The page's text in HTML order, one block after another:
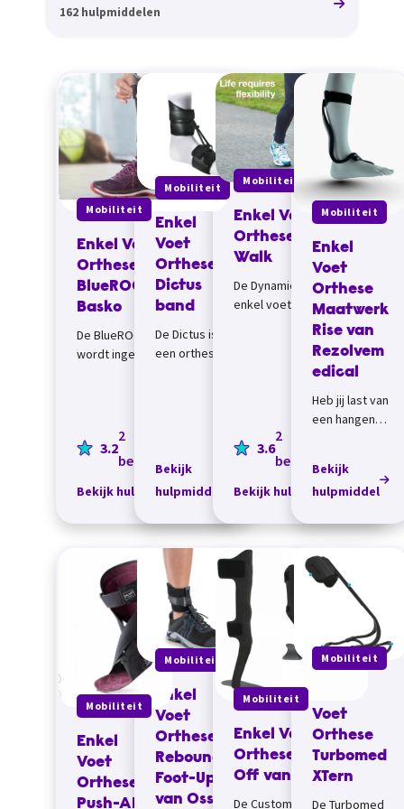
162 hulpmiddelen
Mobiliteit
Enkel Voet
Orthese
BlueROCKER van
Basko
De BlueROCKER orthese
wordt ingezet als je last
3.2
2
beoordelingen
Bekijk hulpmiddel
Mobiliteit
Enkel
Voet
Orthese
Dictus
band
De Dictus is
een orthese
vermindert de
kans op
Bekijk
hulpmiddel
Mobiliteit
Enkel Voet
Orthese Dynamic
Walk
De Dynamic Walk is een
enkel voet orthese om
3.6
2
beoordelingen
Bekijk hulpmiddel
Mobiliteit
Enkel
Voet
Orthese
Maatwerk
Rise van
Rezolvem
edical
Heb jij last van
een hangende
niet goed
heffen? De
Bekijk
hulpmiddel
Mobiliteit
Enkel
Voet
Orthese
Push-AFO
Mobiliteit
Enkel
Voet
Orthese
Rebound
Foot-Up
van Osser
Mobiliteit
Enkel Voet
Orthese Toe-
Off van Basko
De Custom ToeOFF /
Mobiliteit
Voet
Orthese
Turbomed
XTern
De Turbomed